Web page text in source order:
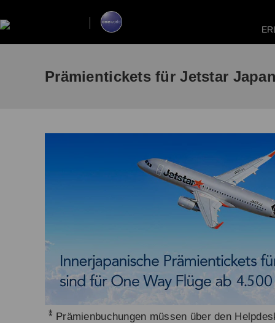
Prämientickets für Jetstar
* Prämienbuchungen müssen über den